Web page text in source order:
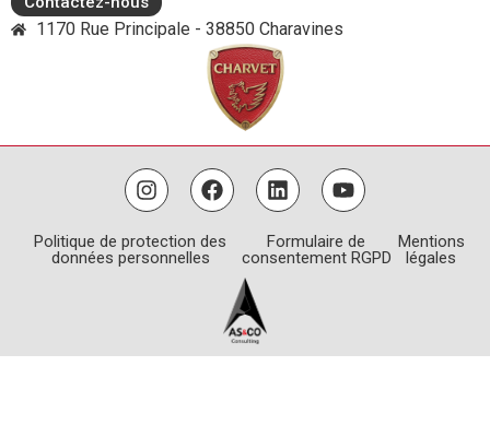
1170 Rue Principale - 38850 Charavines
Politique de protection des
données personnelles
Formulaire de
consentement RGPD
Mentions
légales